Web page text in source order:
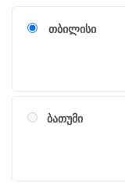
თბილისი
ბათუმი